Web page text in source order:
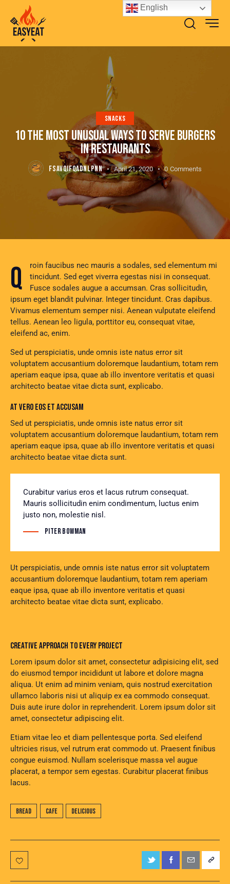
SNACKS
10 THE MOST UNUSUAL WAYS TO SERVE BURGERS
IN RESTAURANTS
FSAVQIFQADNLPNN April 21, 2020 0 Comments
Qroin faucibus nec mauris a sodales, sed elementum mi
tincidunt. Sed eget viverra egestas nisi in consequat.
Fusce sodales augue a accumsan. Cras sollicitudin,
ipsum eget blandit pulvinar. Integer tincidunt. Cras dapibus.
Vivamus elementum semper nisi. Aenean vulputate eleifend
tellus. Aenean leo ligula, porttitor eu, consequat vitae,
eleifend ac, enim.
Sed ut perspiciatis, unde omnis iste natus error sit
voluptatem accusantium doloremque laudantium, totam rem
aperiam eaque ipsa, quae ab illo inventore veritatis et quasi
architecto beatae vitae dicta sunt, explicabo.
AT VERO EOS ET ACCUSAM
Sed ut perspiciatis, unde omnis iste natus error sit
voluptatem accusantium doloremque laudantium, totam rem
aperiam eaque ipsa, quae ab illo inventore veritatis et quasi
architecto beatae vitae dicta sunt.
Curabitur varius eros et lacus rutrum consequat.
Mauris sollicitudin enim condimentum, luctus enim
justo non, molestie nisl.
Piter Bowman
Ut perspiciatis, unde omnis iste natus error sit voluptatem
accusantium doloremque laudantium, totam rem aperiam
eaque ipsa, quae ab illo inventore veritatis et quasi
architecto beatae vitae dicta sunt, explicabo.
CREATIVE APPROACH TO EVERY PROJECT
Lorem ipsum dolor sit amet, consectetur adipisicing elit, sed
do eiusmod tempor incididunt ut labore et dolore magna
aliqua. Ut enim ad minim veniam, quis nostrud exercitation
ullamco laboris nisi ut aliquip ex ea commodo consequat.
Duis aute irure dolor in reprehenderit. Lorem ipsum dolor sit
amet, consectetur adipiscing elit.
Etiam vitae leo et diam pellentesque porta. Sed eleifend
ultricies risus, vel rutrum erat commodo ut. Praesent finibus
congue euismod. Nullam scelerisque massa vel augue
placerat, a tempor sem egestas. Curabitur placerat finibus
lacus.
Bread Cafe Delicious
English